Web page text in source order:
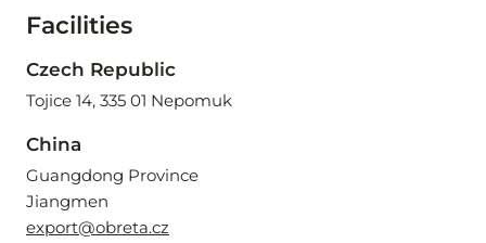
Facilities
Czech Republic
Tojice 14, 335 01 Nepomuk
China
Guangdong Province
Jiangmen
export@obreta.cz